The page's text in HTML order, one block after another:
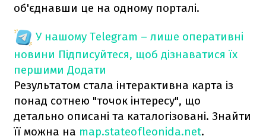
об'єднавши це на одному порталі.
У нашому Telegram – лише оперативні
новини Підписуйтеся, щоб дізнаватися їх
першими Додати
Результатом стала інтерактивна карта із
понад сотнею "точок інтересу", що
детально описані та каталогізовані. Знайти
її можна на map.stateofleonida.net.